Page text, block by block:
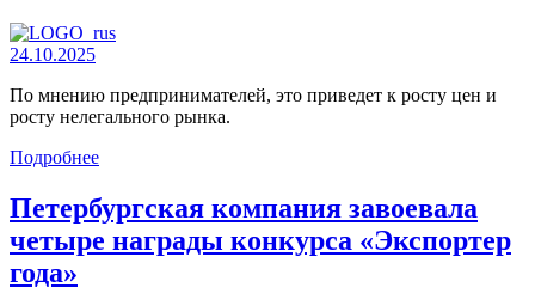
24.10.2025
По мнению предпринимателей, это приведет к росту цен и
росту нелегального рынка.
Подробнее
Петербургская компания завоевала
четыре награды конкурса «Экспортер
года»